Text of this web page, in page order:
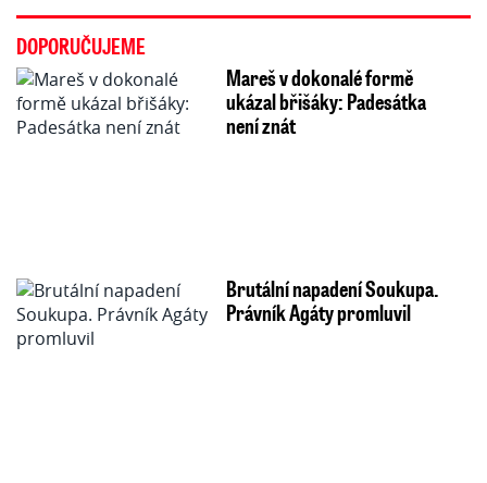
DOPORUČUJEME
Mareš v dokonalé formě
ukázal břišáky: Padesátka
není znát
Brutální napadení Soukupa.
Právník Agáty promluvil